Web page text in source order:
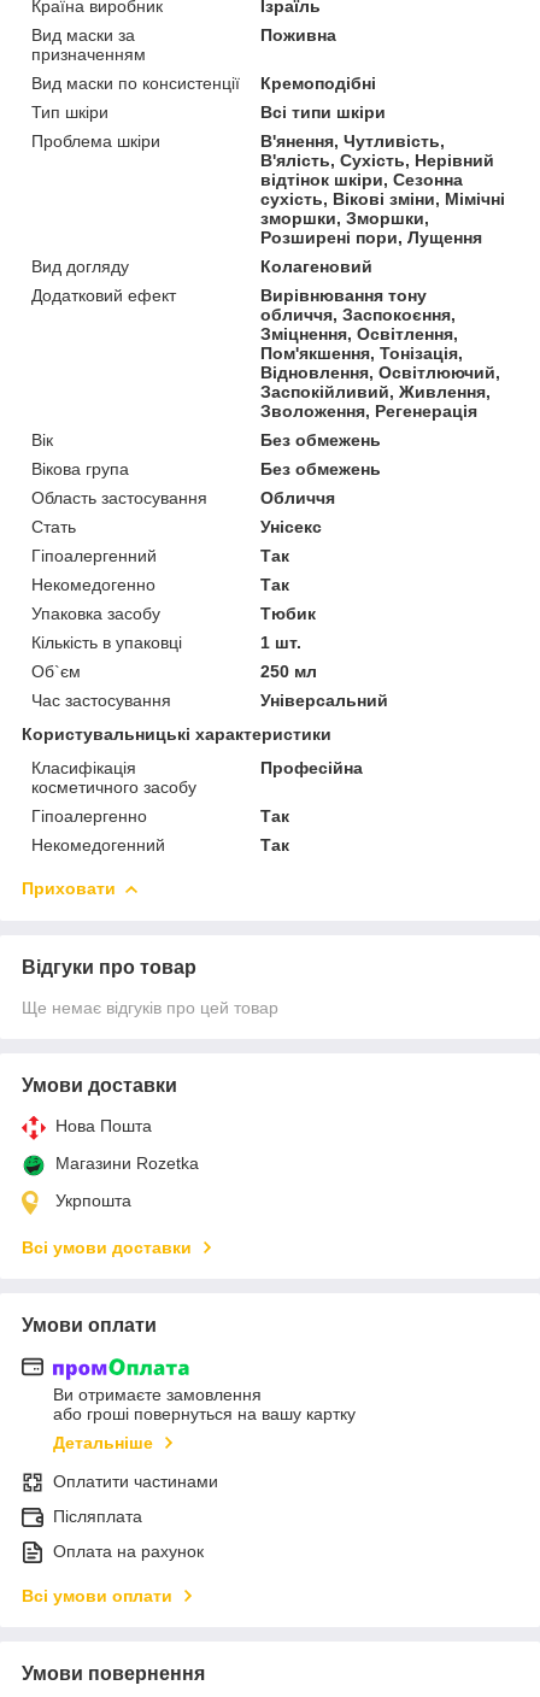
Країна виробник
Ізраїль
Вид маски за
призначенням
Поживна
Вид маски по консистенції
Кремоподібні
Тип шкіри
Всі типи шкіри
Проблема шкіри
В'янення, Чутливість,
В'ялість, Сухість, Нерівний
відтінок шкіри, Сезонна
сухість, Вікові зміни, Мімічні
зморшки, Зморшки,
Розширені пори, Лущення
Вид догляду
Колагеновий
Додатковий ефект
Вирівнювання тону
обличчя, Заспокоєння,
Зміцнення, Освітлення,
Пом'якшення, Тонізація,
Відновлення, Освітлюючий,
Заспокійливий, Живлення,
Зволоження, Регенерація
Вік
Без обмежень
Вікова група
Без обмежень
Область застосування
Обличчя
Стать
Унісекс
Гіпоалергенний
Так
Некомедогенно
Так
Упаковка засобу
Тюбик
Кількість в упаковці
1 шт.
Об`єм
250 мл
Час застосування
Універсальний
Користувальницькі характеристики
Класифікація
косметичного засобу
Професійна
Гіпоалергенно
Так
Некомедогенний
Так
Приховати
Відгуки про товар
Ще немає відгуків про цей товар
Умови доставки
Нова Пошта
Магазини Rozetka
Укрпошта
Всі умови доставки
Умови оплати
Ви отримаєте замовлення
або гроші повернуться на вашу картку
Детальніше
Оплатити частинами
Післяплата
Оплата на рахунок
Всі умови оплати
Умови повернення